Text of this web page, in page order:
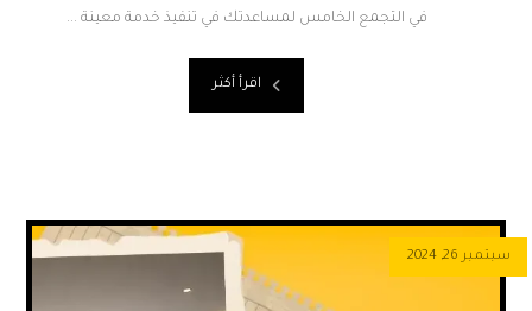
في التجمع الخامس لمساعدتك في تنفيذ خدمة معينة ...
اقرأ أكثر
سبتمبر 26, 2024